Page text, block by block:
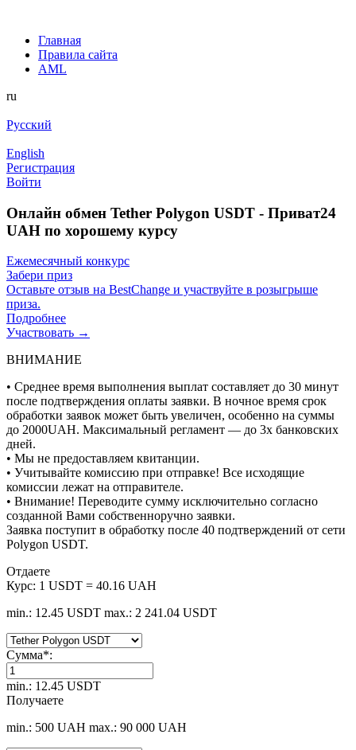
Главная
Правила сайта
AML
ru
Русский
English
Регистрация
Войти
Онлайн обмен Tether Polygon USDT - Приват24
UAH по хорошему курсу
Ежемесячный конкурс
Забери приз
Оставьте отзыв на BestChange и участвуйте в розыгрыше
приза.
Подробнее
Участвовать →
ВНИМАНИЕ
• Среднее время выполнения выплат составляет до 30 минут
после подтверждения оплаты заявки. В ночное время срок
обработки заявок может быть увеличен, особенно на суммы
до 2000UAH. Максимальный регламент — до 3х банковских
дней.
• Мы не предоставляем квитанции.
• Учитывайте комиссию при отправке! Все исходящие
комиссии лежат на отправителе.
• Внимание! Переводите сумму исключительно согласно
созданной Вами собственноручно заявки.
Заявка поступит в обработку после 40 подтверждений от сети
Polygon USDT.
Отдаете
Курс: 1 USDT = 40.16 UAH
min.: 12.45 USDT max.: 2 241.04 USDT
Сумма*:
min.: 12.45 USDT
Получаете
min.: 500 UAH max.: 90 000 UAH